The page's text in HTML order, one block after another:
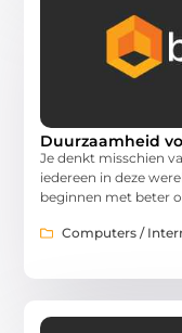
Duurzaamheid
Je denkt misschien
iedereen in deze
beginnen met beter
Computers /